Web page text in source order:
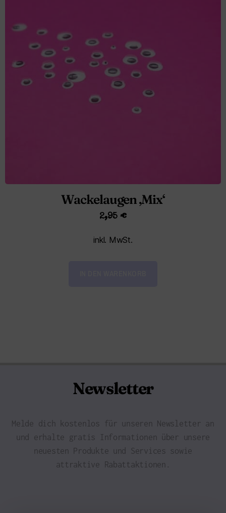
Wackelaugen ‚Mix‘
2,95 €
inkl. MwSt.
Newsletter
Melde dich kostenlos für unseren Newsletter an
und erhalte gratis Informationen über unsere
neuesten Produkte und Services sowie
attraktive Rabattaktionen.